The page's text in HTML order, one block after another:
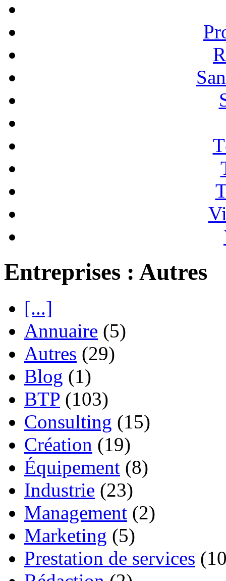
Entreprises : Autres
[...]
Annuaire (5)
Autres (29)
Blog (1)
BTP (103)
Consulting (15)
Création (19)
Équipement (8)
Industrie (23)
Management (2)
Marketing (5)
Prestation de services